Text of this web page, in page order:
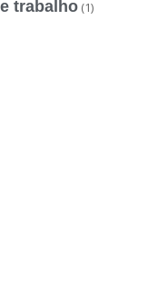
trabalho (1)